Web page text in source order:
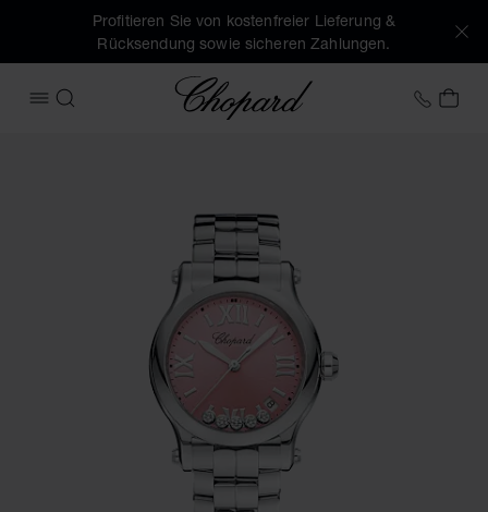
Profitieren Sie von kostenfreier Lieferung &
Rücksendung sowie sicheren Zahlungen.
MENÜ ÖFFNEN
SUCHEN
Chopard +49